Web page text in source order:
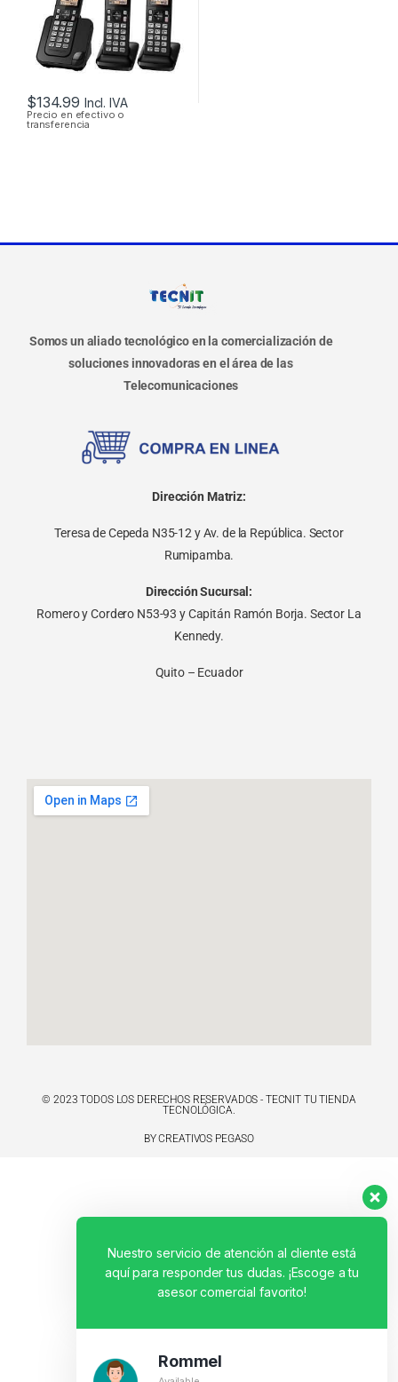
$134.99 Incl. IVA
Precio en efectivo o
transferencia
Somos un aliado tecnológico en la comercialización de
soluciones innovadoras en el área de las
Telecomunicaciones
Dirección Matriz:
Teresa de Cepeda N35-12 y Av. de la República. Sector
Rumipamba.
Dirección Sucursal:
Romero y Cordero N53-93 y Capitán Ramón Borja. Sector La
Kennedy.
Quito – Ecuador
© 2023 TODOS LOS DERECHOS RESERVADOS - TECNIT TU TIENDA
TECNOLÓGICA.
BY CREATIVOS PEGASO
Nuestro servicio de atención al cliente está
aquí para responder tus dudas. ¡Escoge a tu
asesor comercial favorito!
Rommel